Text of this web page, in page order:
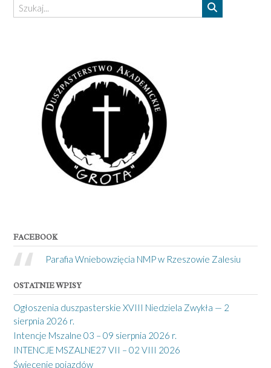
FACEBOOK
Parafia Wniebowzięcia NMP w Rzeszowie Zalesiu
OSTATNIE WPISY
Ogłoszenia duszpasterskie XVIII Niedziela Zwykła — 2
sierpnia 2026 r.
Intencje Mszalne 03 – 09 sierpnia 2026 r.
INTENCJE MSZALNE27 VII – 02 VIII 2026
Święcenie pojazdów